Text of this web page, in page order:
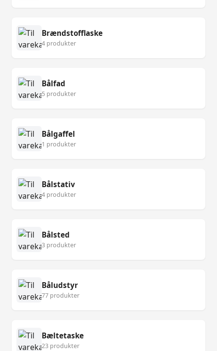
Brændstofflaske
4 produkter
Bålfad
5 produkter
Bålgaffel
1 produkter
Bålstativ
4 produkter
Bålsted
3 produkter
Båludstyr
77 produkter
Bæltetaske
23 produkter